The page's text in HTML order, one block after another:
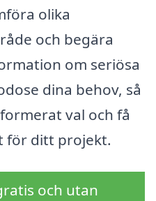
olika
och begära
om seriösa
dina behov, så
val och få
för ditt projekt.
och utan